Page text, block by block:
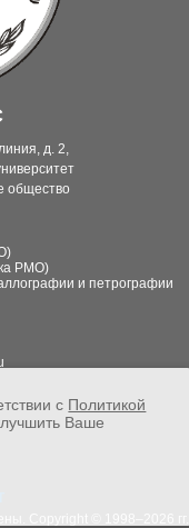
д. 2,
общество
РМО)
и петрографии
с Политикой
Ваше